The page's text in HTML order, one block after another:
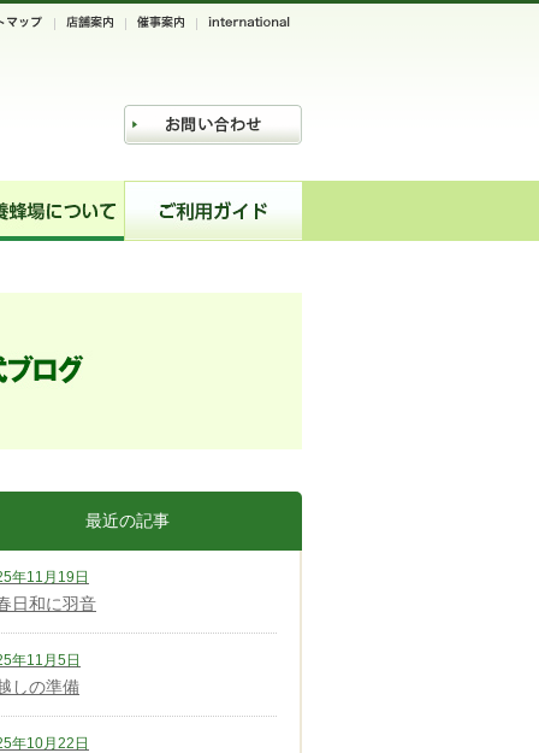
最近の記事
年11月19日
日和に羽音
年11月5日
しの準備
年10月22日